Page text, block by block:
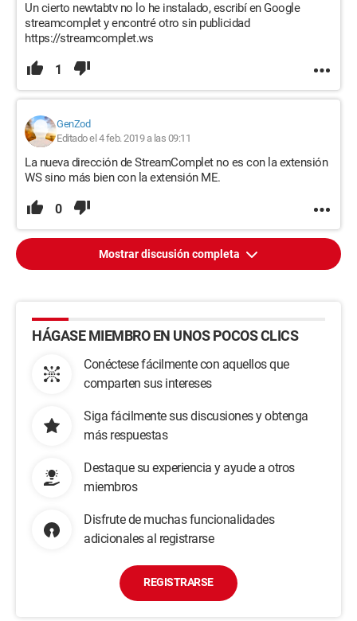
Un cierto newtabtv no lo he instalado, escribí en Google
streamcomplet y encontré otro sin publicidad
https://streamcomplet.ws
1
GenZod
Editado el 4 feb. 2019 a las 09:11
La nueva dirección de StreamComplet no es con la extensión
WS sino más bien con la extensión ME.
0
Mostrar discusión completa
HÁGASE MIEMBRO EN UNOS POCOS CLICS
Conéctese fácilmente con aquellos que
comparten sus intereses
Siga fácilmente sus discusiones y obtenga
más respuestas
Destaque su experiencia y ayude a otros
miembros
Disfrute de muchas funcionalidades
adicionales al registrarse
REGISTRARSE